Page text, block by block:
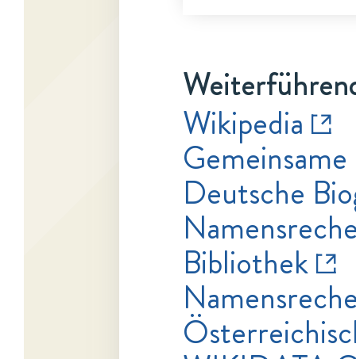
Wikipedia
Deutsche
Bibliothek